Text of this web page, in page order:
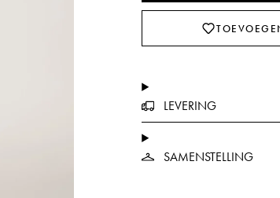
LEVERING
SAMENSTELLING